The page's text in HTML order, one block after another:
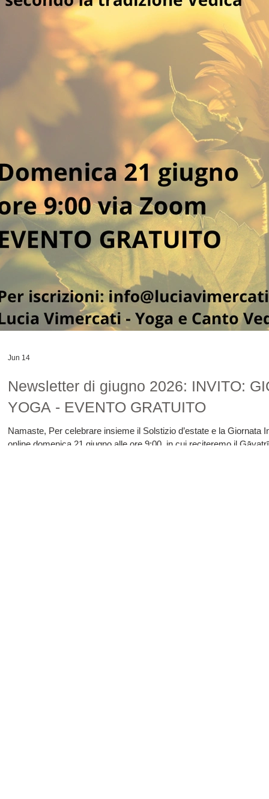
Newsletter di giugno 2026: INVITO:
YOGA - EVENTO GRATUITO
Namaste, Per celebrare insieme il Solstizio d’estate e la Giornata
online domenica 21 giugno alle ore 9:00, in cui reciteremo il
Jun 14